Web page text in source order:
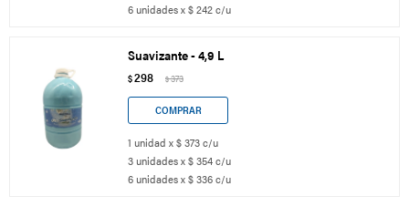
6 unidades x $ 242 c/u
Suavizante - 4,9 L
$298 $373
1 unidad x $ 373 c/u
3 unidades x $ 354 c/u
6 unidades x $ 336 c/u